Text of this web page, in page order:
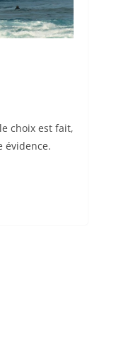
choix est fait,
évidence.